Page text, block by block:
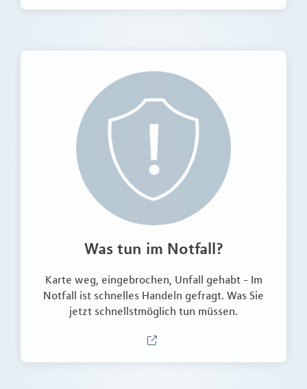
Was tun im Notfall?
Karte weg, eingebrochen, Unfall gehabt - Im
Notfall ist schnelles Handeln gefragt. Was Sie
jetzt schnellstmöglich tun müssen.